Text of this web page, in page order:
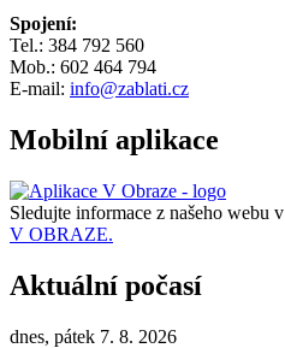
Spojení:
Tel.: 384 792 560
Mob.: 602 464 794
E-mail: info@zablati.cz
Mobilní aplikace
Sledujte informace z našeho webu v
V OBRAZE.
Aktuální počasí
dnes, pátek 7. 8. 2026